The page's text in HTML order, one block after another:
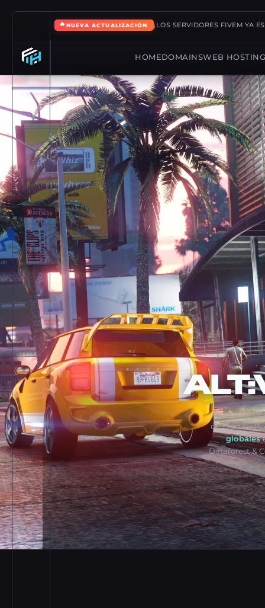
🔥 NUEVA ACTUALIZACIÓN ¡LOS SERVIDORES FIVEM YA
HOMEDOMAINSWEB
Aloja tu
de crédito.
globales
Dataforest &